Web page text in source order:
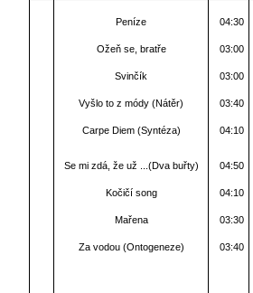
Peníze 04:30
Ožeň se, bratře 03:00
Svinčík 03:00
Vyšlo to z módy (Nátěr) 03:40
Carpe Diem (Syntéza) 04:10
Se mi zdá, že už ...(Dva buřty) 04:50
Kočičí song 04:10
Mařena 03:30
Za vodou (Ontogeneze) 03:40